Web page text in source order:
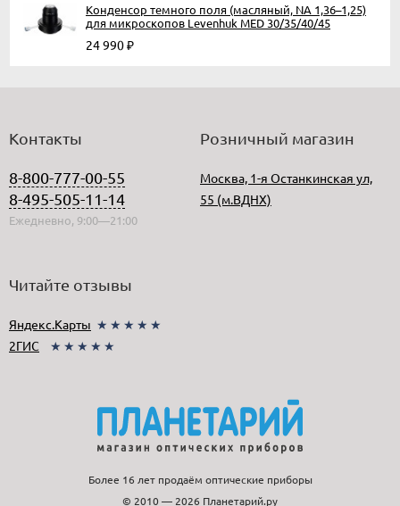
Конденсор темного поля (масляный, NA 1,36–1,25)
для микроскопов Levenhuk MED 30/35/40/45
24 990₽
Контакты
8-800-777-00-55
8-495-505-11-14
Ежедневно, 9:00—21:00
Розничный магазин
Москва, 1-я Останкинская ул,
55 (м.ВДНХ)
Читайте отзывы
Яндекс.Карты ★★★★★
2ГИС
★★★★★
Более 16 лет продаём оптические приборы
© 2010 — 2026 Планетарий.ру